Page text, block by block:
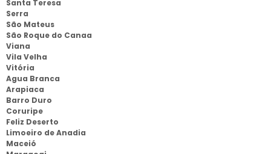
Santa Teresa
Serra
São Mateus
São Roque do Canaa
Viana
Vila Velha
Vitória
Agua Branca
Arapiaca
Barro Duro
Coruripe
Feliz Deserto
Limoeiro de Anadia
Maceió